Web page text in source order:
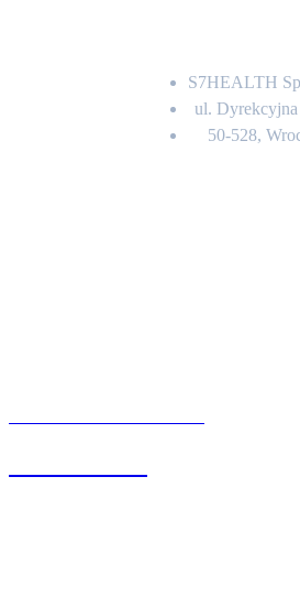
S7HEALTH
ul. Dyrekcyjna
50-528,